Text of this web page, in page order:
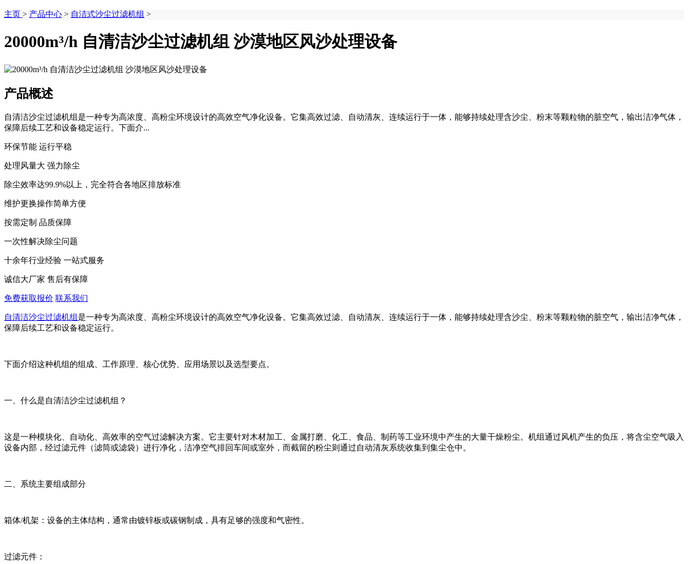
主页 > 产品中心 > 自洁式沙尘过滤机组 >
20000m³/h 自清洁沙尘过滤机组 沙漠地区风沙处理设备
产品概述
自清洁沙尘过滤机组是一种专为高浓度、高粉尘环境设计的高效空气净化设备。它集高效过滤、自动清灰、连续运行于一体，能够持续处理含沙尘、粉末等颗粒物的脏空气，输出洁净气体，
保障后续工艺和设备稳定运行。下面介...
环保节能 运行平稳
处理风量大 强力除尘
除尘效率达99.9%以上，完全符合各地区排放标准
维护更换操作简单方便
按需定制 品质保障
一次性解决除尘问题
十余年行业经验 一站式服务
诚信大厂家 售后有保障
免费获取报价 联系我们
自清洁沙尘过滤机组 是一种专为高浓度、高粉尘环境设计的高效空气净化设备。它集高效过滤、自动清灰、连续运行于一体，能够持续处理含沙尘、粉末等颗粒物的脏空气，输出洁净气体，
保障后续工艺和设备稳定运行。
下面介绍这种机组的组成、工作原理、核心优势、应用场景以及选型要点。
一、什么是自清洁沙尘过滤机组？
这是一种模块化、自动化、高效率的空气过滤解决方案。它主要针对木材加工、金属打磨、化工、食品、制药等工业环境中产生的大量干燥粉尘。机组通过风机产生的负压，将含尘空气吸入
设备内部，经过滤元件（滤筒或滤袋）进行净化，洁净空气排回车间或室外，而截留的粉尘则通过自动清灰系统收集到集尘仓中。
二、系统主要组成部分
箱体/机架：设备的主体结构，通常由镀锌板或碳钢制成，具有足够的强度和气密性。
过滤元件：